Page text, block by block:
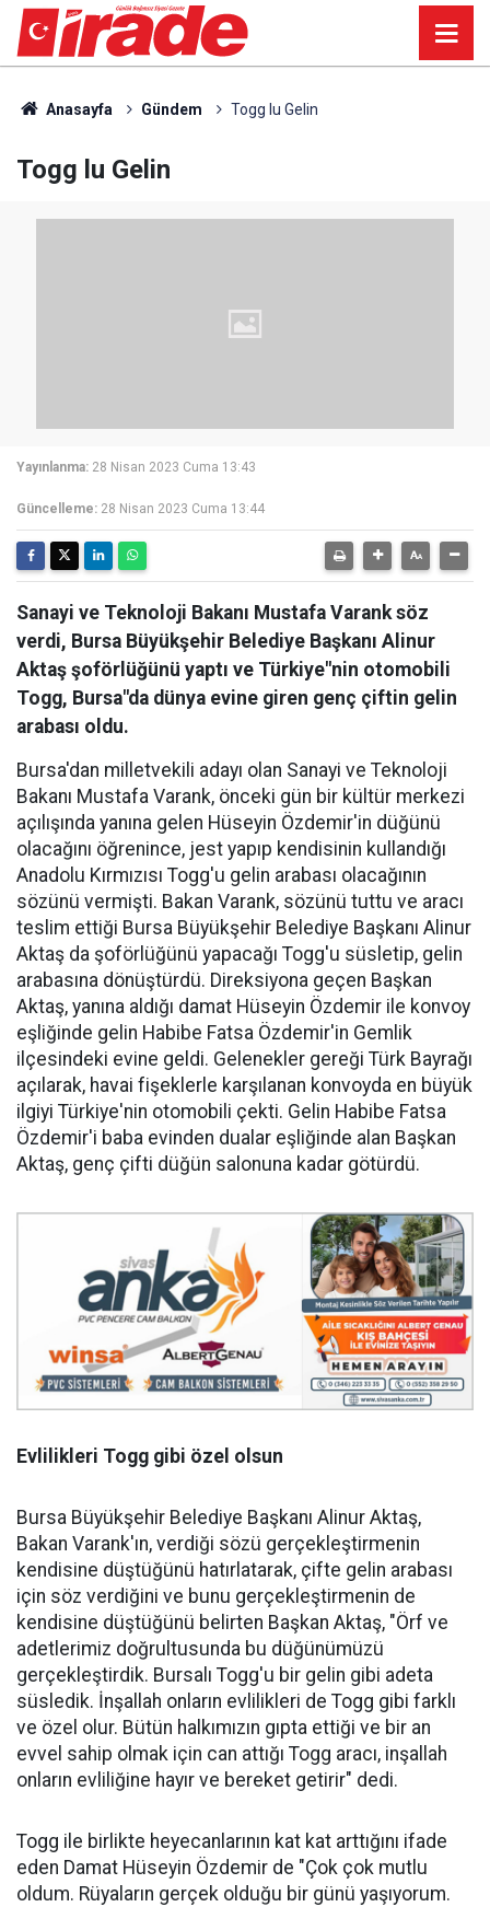
Anasayfa Gündem Togg lu Gelin
Togg lu Gelin
Yayınlanma: 28 Nisan 2023 Cuma 13:43
Güncelleme: 28 Nisan 2023 Cuma 13:44
Sanayi ve Teknoloji Bakanı Mustafa Varank söz
verdi, Bursa Büyükşehir Belediye Başkanı Alinur
Aktaş şoförlüğünü yaptı ve Türkiye"nin otomobili
Togg, Bursa"da dünya evine giren genç çiftin gelin
arabası oldu.
Bursa'dan milletvekili adayı olan Sanayi ve Teknoloji
Bakanı Mustafa Varank, önceki gün bir kültür merkezi
açılışında yanına gelen Hüseyin Özdemir'in düğünü
olacağını öğrenince, jest yapıp kendisinin kullandığı
Anadolu Kırmızısı Togg'u gelin arabası olacağının
sözünü vermişti. Bakan Varank, sözünü tuttu ve aracı
teslim ettiği Bursa Büyükşehir Belediye Başkanı Alinur
Aktaş da şoförlüğünü yapacağı Togg'u süsletip, gelin
arabasına dönüştürdü. Direksiyona geçen Başkan
Aktaş, yanına aldığı damat Hüseyin Özdemir ile konvoy
eşliğinde gelin Habibe Fatsa Özdemir'in Gemlik
ilçesindeki evine geldi. Gelenekler gereği Türk Bayrağı
açılarak, havai fişeklerle karşılanan konvoyda en büyük
ilgiyi Türkiye'nin otomobili çekti. Gelin Habibe Fatsa
Özdemir'i baba evinden dualar eşliğinde alan Başkan
Aktaş, genç çifti düğün salonuna kadar götürdü.
Evlilikleri Togg gibi özel olsun
Bursa Büyükşehir Belediye Başkanı Alinur Aktaş,
Bakan Varank'ın, verdiği sözü gerçekleştirmenin
kendisine düştüğünü hatırlatarak, çifte gelin arabası
için söz verdiğini ve bunu gerçekleştirmenin de
kendisine düştüğünü belirten Başkan Aktaş, "Örf ve
adetlerimiz doğrultusunda bu düğünümüzü
gerçekleştirdik. Bursalı Togg'u bir gelin gibi adeta
süsledik. İnşallah onların evlilikleri de Togg gibi farklı
ve özel olur. Bütün halkımızın gıpta ettiği ve bir an
evvel sahip olmak için can attığı Togg aracı, inşallah
onların evliliğine hayır ve bereket getirir" dedi.
Togg ile birlikte heyecanlarının kat kat arttığını ifade
eden Damat Hüseyin Özdemir de "Çok çok mutlu
oldum. Rüyaların gerçek olduğu bir günü yaşıyorum.